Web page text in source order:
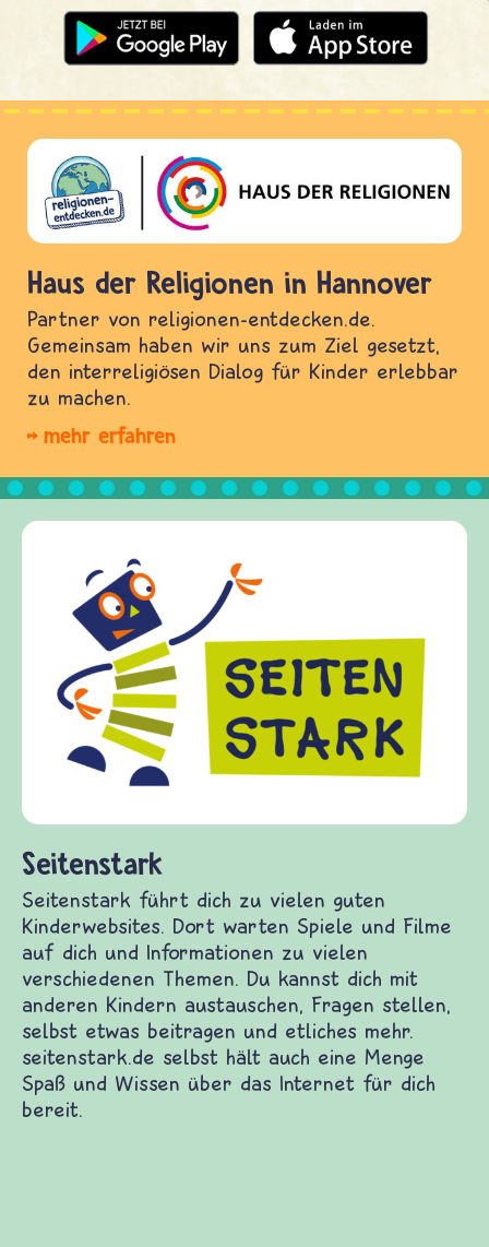
Haus der Religionen in Hannover
Partner von religionen-entdecken.de.
Gemeinsam haben wir uns zum Ziel gesetzt,
den interreligiösen Dialog für Kinder erlebbar
zu machen.
mehr erfahren
Dort warten Spiele und Filme
Themen. Du kannst dich mit
stellen, selbst etwas beitragen und etliches
Frieden Fragen
frieden-fragen.de ist ein Internet-
Kinder, Eltern und ErzieherInnen das zu
Fragen von Krieg und Frieden, Streit und
Gewalt informiert und einen Austausch
diesem Themenbereich ermöglicht.
fragen.de bietet Antworten auf wichtige
und Frieden, Streit und Gewalt.